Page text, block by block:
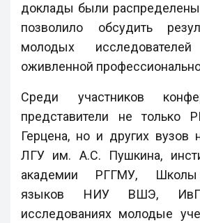
доклады были распределены
позволило обсудить
молодых
оживленной
Среди участников
представители не
Герцена, но и других вузов
ЛГУ им. А.С. Пушкина,
академии РГГМУ, Школы
языков НИУ ВШЭ,
исследованиях молодые